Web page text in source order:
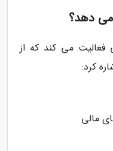
می دهد؟
فعالیت می کند که از
کرد:
مالی